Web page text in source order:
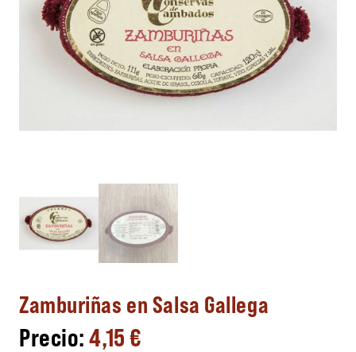
Zamburiñas en Salsa Gallega
4,15€